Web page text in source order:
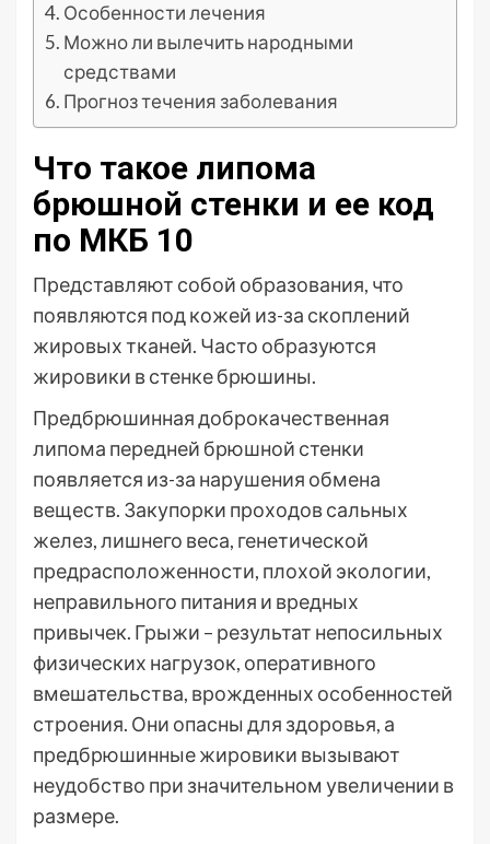
Особенности лечения
Можно ли вылечить народными
средствами
Прогноз течения заболевания
Что такое липома
брюшной стенки и ее код
по МКБ 10
Представляют собой образования, что
появляются под кожей из-за скоплений
жировых тканей. Часто образуются
жировики в стенке брюшины.
Предбрюшинная доброкачественная
липома передней брюшной стенки
появляется из-за нарушения обмена
веществ. Закупорки проходов сальных
желез, лишнего веса, генетической
предрасположенности, плохой экологии,
неправильного питания и вредных
привычек. Грыжи – результат непосильных
физических нагрузок, оперативного
вмешательства, врожденных особенностей
строения. Они опасны для здоровья, а
предбрюшинные жировики вызывают
неудобство при значительном увеличении в
размере.